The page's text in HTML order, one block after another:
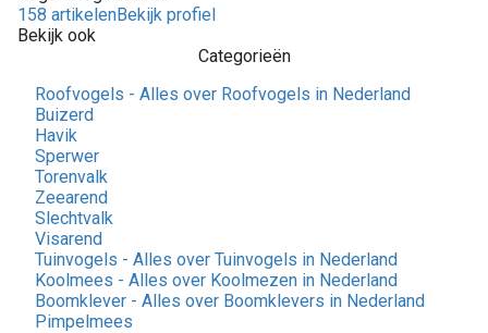
158 artikelenBekijk profiel
Bekijk ook
Categorieën
Roofvogels - Alles over Roofvogels in Nederland
Buizerd
Havik
Sperwer
Torenvalk
Zeearend
Slechtvalk
Visarend
Tuinvogels - Alles over Tuinvogels in Nederland
Koolmees - Alles over Koolmezen in Nederland
Boomklever - Alles over Boomklevers in Nederland
Pimpelmees